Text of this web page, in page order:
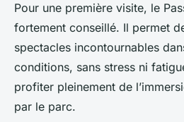
Pour une première visite, le
fortement conseillé. Il permet
spectacles incontournables
conditions, sans stress ni
profiter pleinement de
par le parc.